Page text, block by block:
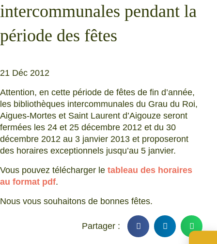
intercommunales pendant la
période des fêtes
21 Déc 2012
Attention, en cette période de fêtes de fin d’année,
les bibliothèques intercommunales du Grau du Roi,
Aigues-Mortes et Saint Laurent d’Aigouze seront
fermées les 24 et 25 décembre 2012 et du 30
décembre 2012 au 3 janvier 2013 et proposeront
des horaires exceptionnels jusqu’au 5 janvier.
Vous pouvez télécharger le tableau des horaires
au format pdf.
Nous vous souhaitons de bonnes fêtes.